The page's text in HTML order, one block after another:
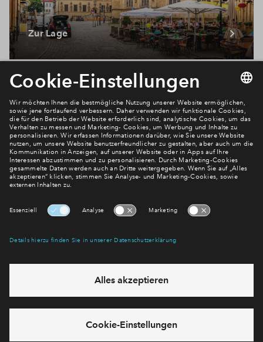
Zur Lage
Newsletter Anmeldung
Verpassen Sie zu diesem Wohnprojekt keine Neuigkeiten
mehr! Wir halten Sie auf dem Laufenden – mit unserem
regelmäßig erscheinenden Newsletter informieren wir Sie
über den Stand dieses und weiterer Neubauprojekte.
E-Mail-Adresse
Möchten Sie wissen, was wir mit Ihren Daten machen? Klicken Sie hier
für unsereDatenschutzerklärung
Sie haben eine Frage? Dann rufen Sie uns gerne an (+49 69
50603738)oder hinterlassen Sie eine Nachricht über das
Formular: